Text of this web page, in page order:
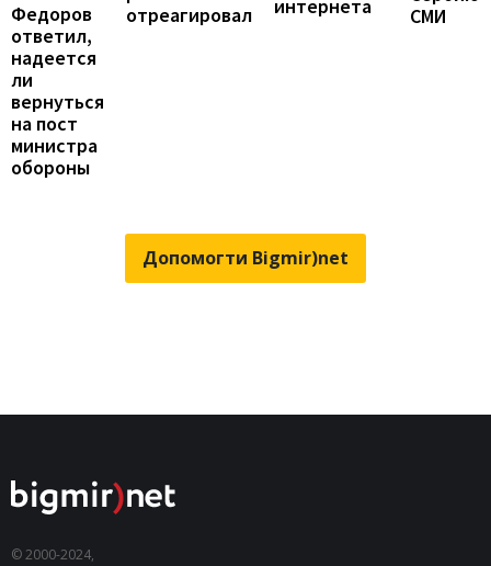
Федоров
ответил,
надеется
ли
вернуться
на пост
министра
обороны
отреагировал
интернета
СМИ
Допомогти Bigmir)net
© 2000-2024,